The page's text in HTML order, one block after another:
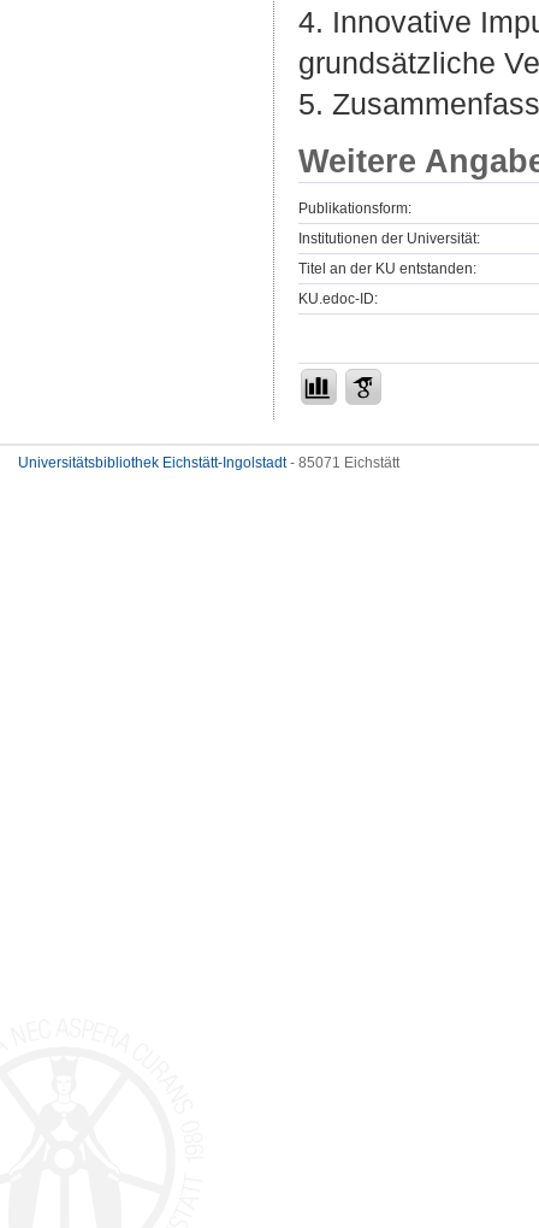
4. Innovative
grundsätzliche
5.
Weitere
Publikationsform:
Institutionen der Universität:
Titel an der KU entstanden:
KU.edoc-ID:
Universitätsbibliothek Eichstätt-Ingolstadt- 85071 Eichstätt